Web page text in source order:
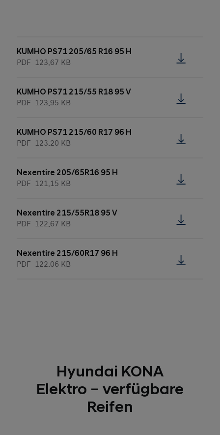
KUMHO PS71 205/65 R16 95 H
PDF 123.67 KB
KUMHO PS71 215/55 R18 95 V
PDF 123.95 KB
KUMHO PS71 215/60 R17 96 H
PDF 123.20 KB
Nexentire 205/65R16 95 H
PDF 121.15 KB
Nexentire 215/55R18 95 V
PDF 122.67 KB
Nexentire 215/60R17 96 H
PDF 122.06 KB
Hyundai KONA
Elektro – verfügbare
Reifen